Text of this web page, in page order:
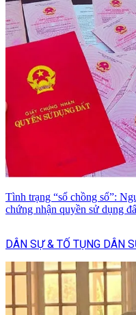
Tình trạng “sổ chồng sổ”:
chứng nhận quyền sử dụng
DÂN SỰ & TỐ TỤNG DÂN